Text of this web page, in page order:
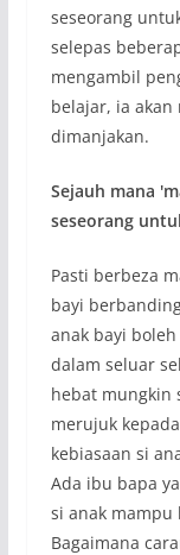
seseorang
selepas
mengambil
belajar, ia akan
dimanjakan.
Sejauh mana
seseorang
Pasti berbeza
bayi
anak bayi
dalam seluar
hebat mungkin
merujuk
kebiasaan si
Ada ibu bapa
si anak mampu
Bagaimana